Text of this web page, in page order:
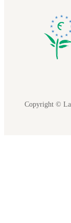
Copyright © La